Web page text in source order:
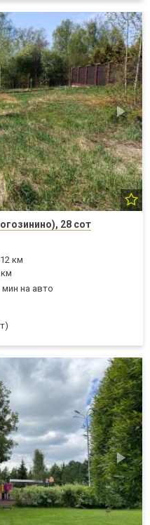
28 сот
км
на авто